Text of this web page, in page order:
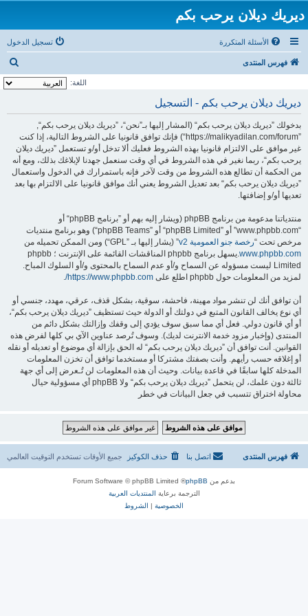
ديريك ديلان يرحب بكم
الأسئلة المتكررة تسجيل الدخول
فهرس المنتدى
ح
اللغة:
ديريك ديلان يرحب بكم - التسجيل
بدخولك ”ديريك ديلان يرحب بكم“ (المشار إليها بـ”نحن“، ”ديريك ديلان يرحب بكم“,
”https://malikyadilan.com/forum“) فإنك توافق قانونيا على الشروط التالية، إذا كنت
غير موافق على الالتزام قانونيا بهذه الشروط فعليك ألا تدخل أو/و تستعمل ”ديريك ديلان
يرحب بكم“، ربما نغير في هذه الشروط في أي وقت سنعمل جهدنا لإبلاغك بذلك، ومع أنه
من الحكمة أن تطالع هذه الشروط من وقت لآخر فإنه باستمرارك في الدخول واستعمال
”ديريك ديلان يرحب بكم“ بعد تعديل الشروط يعني أنك موافق قانونيا على الالتزام بها بعد
تعديها أو/و إضافتها.
منتدياتنا مدعومة من برنامج phpBB (ويشار إليه بهم أو ”برنامج phpBB“ أو
“www.phpbb.com” أو ”phpBB Limited“ أو ”phpBB Teams“) وهو برنامج منتديات
مرخص تحت “رخصة جنو العمومية v2
” (يشار إليها بـ ”GPL“) ومن الممكن تحميله من
www.phpbb.com
.يسهل برنامج phpbb المناقشات القائمة على الإنترنت ؛ phpbb
Limited ليست مسؤوله عن السماح و/أو عدم السماح بالمحتوى و/أو السلوك المباح.
لمزيد من المعلومات حول phpbb اطلع على
https://www.phpbb.com/
.
أن توافق أنك لن تنشر مواد مهينة، فاحشة، سوقية، بشكل قذف، عرقي، مهدد، جنسي أو
أي نوع يخالف القانون المتبع في دولتك أو الدولة حيث تستظيف ”ديريك ديلان يرحب بكم“،
أو أي قانون دولي. فعل أي مما سبق سوف يؤدي إلى وقفك وإزالتك بشكل دائم من
المنتدى (وإخبار مزود خدمة الانترنت لديك). وسوف تُرصد عناوين الآي بي كلها لفرض هذه
القوانين. أنت توافق أن ”ديريك ديلان يرحب بكم“ له الحق بإزالة أي موضوع أو تعديله أو نقله
أو إغلاقه حسب رأيهم. وأنت بصفتك مشتركا أو مستخدما توافق أن تخزن المعلومات
المدخلة كلها سابقًا في قاعدة بيانات. وحيث أن هذه المعلومات لن تُـعرض إلى أي جهة
ثالثة دون علمك، لن يتحمل ”ديريك ديلان يرحب بكم“ ولا phpBB أي مسؤولية حيال
محاولة اختراق تتسبب في جعل البيانات في خطر
فهرس المنتدى جميع الأوقات تستخدم التوقيت العالمي حذف الكوكيز اتصل بنا
بدعم من phpBB
® Forum Software © phpBB Limited
الترجمة برعاية المنتديات العربية
الخصوصية | الشروط